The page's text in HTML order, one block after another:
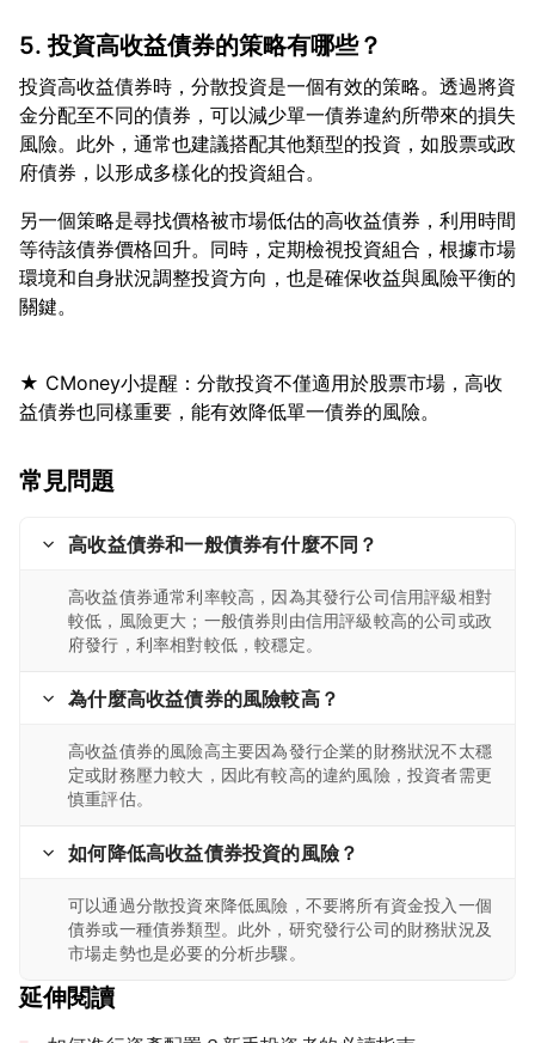
5. 投資高收益債券的策略有哪些？
投資高收益債券時，分散投資是一個有效的策略。透過將資
金分配至不同的債券，可以減少單一債券違約所帶來的損失
風險。此外，通常也建議搭配其他類型的投資，如股票或政
另一個策略是尋找價格被市場低估的高收益債券，利用時間
等待該債券價格回升。同時，定期檢視投資組合，根據市場
環境和自身狀況調整投資方向，也是確保收益與風險平衡的
★ CMoney小提醒：分散投資不僅適用於股票市場，高收
常見問題
高收益債券和一般債券有什麼不同？
高收益債券通常利率較高，因為其發行公司信用評級相對
較低，風險更大；一般債券則由信用評級較高的公司或政
府發行，利率相對較低，較穩定。
為什麼高收益債券的風險較高？
高收益債券的風險高主要因為發行企業的財務狀況不太穩
定或財務壓力較大，因此有較高的違約風險，投資者需更
慎重評估。
如何降低高收益債券投資的風險？
可以通過分散投資來降低風險，不要將所有資金投入一個
債券或一種債券類型。此外，研究發行公司的財務狀況及
市場走勢也是必要的分析步驟。
延伸閱讀